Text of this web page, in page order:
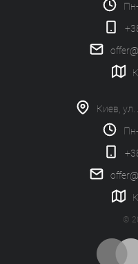
Киев,
©